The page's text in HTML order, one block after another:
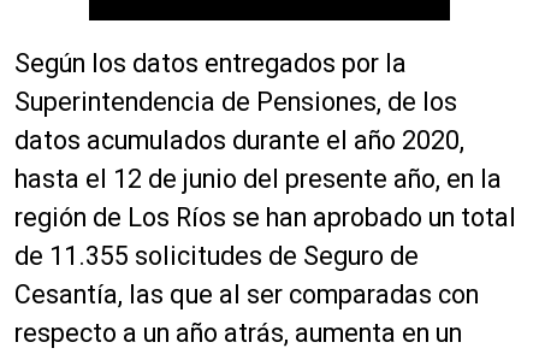
Según los datos entregados por la
Superintendencia de Pensiones, de los
datos acumulados durante el año 2020,
hasta el 12 de junio del presente año, en la
región de Los Ríos se han aprobado un total
de 11.355 solicitudes de Seguro de
Cesantía, las que al ser comparadas con
respecto a un año atrás, aumenta en un